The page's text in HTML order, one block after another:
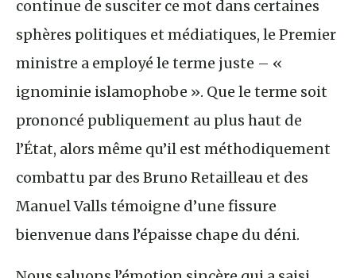
continue de susciter ce mot dans certaines
sphères politiques et médiatiques, le Premier
ministre a employé le terme juste – «
ignominie islamophobe ». Que le terme soit
prononcé publiquement au plus haut de
l’État, alors même qu’il est méthodiquement
combattu par des Bruno Retailleau et des
Manuel Valls témoigne d’une fissure
bienvenue dans l’épaisse chape du déni.